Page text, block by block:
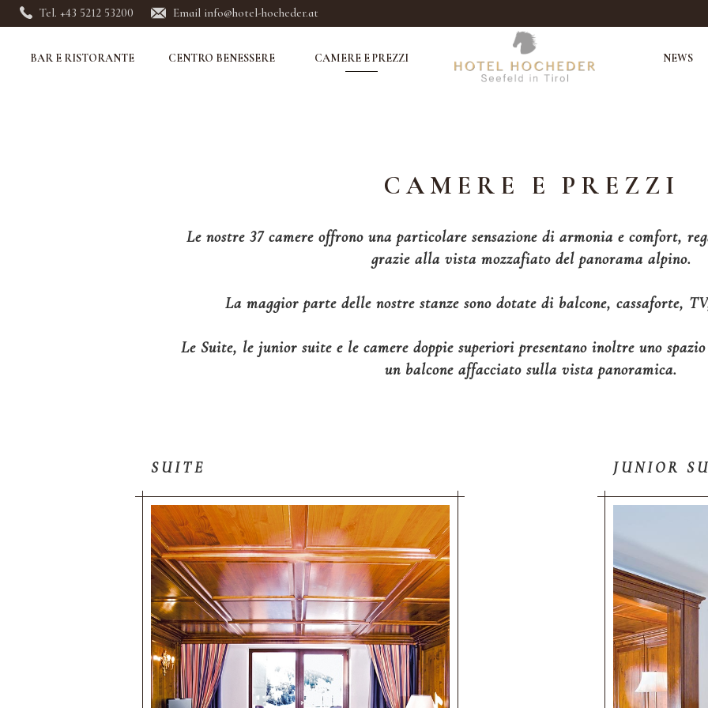
Tel. +43 5212 53200 Email info@hotel-hocheder.at
BAR E RISTORANTE CENTRO BENESSERE CAMERE E PREZZI NEWS
CAMERE E PREZZI
Le nostre 37 camere offrono una particolare sensazione di armonia e comfort,
grazie alla vista mozzafiato del panorama alpino.
La maggior parte delle nostre stanze sono dotate di balcone, cassaforte,
Le Suite, le junior suite e le camere doppie superiori presentano inoltre uno
un balcone affacciato sulla vista panoramica.
SUITE JUNIOR